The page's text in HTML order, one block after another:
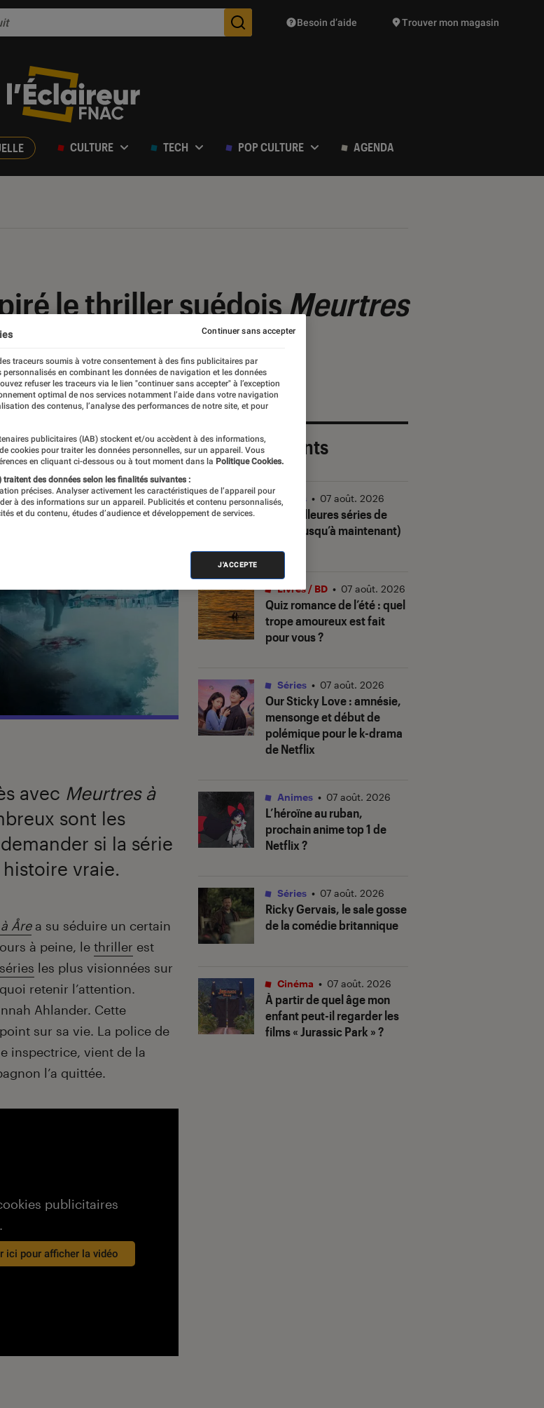
Des suggestions de produits vont vous être proposées
Besoin d’aide Trouver mon magasin
CULTURE TECH POP CULTURE AGENDA
le thriller suédoisMeurtres
avec Meurtres à
sont les
si la série
vraie.
Årea su séduire un certain
à peine, le thriller est
séries les plus visionnées sur
retenir l’attention.
Ahlander. Cette
sur sa vie. La police de
inspectrice, vient de la
l’a quittée.
publicitaires
ici pour afficher la vidéo
Les plus récents
Les meilleures séries de
2026 (jusqu’à maintenant)
Séries • 07 août. 2026
Quiz romance de l’été : quel
trope amoureux est fait
pour vous ?
Livres / BD • 07 août. 2026
Our Sticky Love: amnésie,
mensonge et début de
polémique pour le k-drama
de Netflix
Séries • 07 août. 2026
L’héroïne au ruban,
prochain anime top 1 de
Netflix ?
Animes • 07 août. 2026
Ricky Gervais, le sale gosse
de la comédie britannique
Séries • 07 août. 2026
À partir de quel âge mon
enfant peut-il regarder les
films « Jurassic Park » ?
Cinéma • 07 août. 2026
traceurs soumis à votre consentement à des fins publicitaires par
en combinant les données de navigation et les données
refuser les traceurs via le lien "continuer sans accepter" à l’exception
optimal de nos services notamment l’aide dans votre navigation
des contenus, l’analyse des performances de notre site, et pour
publicitaires (IAB) stockent et/ou accèdent à des informations,
cookies pour traiter les données personnelles, sur un appareil. Vous
en cliquant ci-dessous ou à tout moment dans la Politique Cookies.
des données selon les finalités suivantes :
précises. Analyser activement les caractéristiques de l’appareil pour
à des informations sur un appareil. Publicités et contenu personnalisés,
et du contenu, études d’audience et développement de services.
J'ACCEPTE
Continuer sans accepter